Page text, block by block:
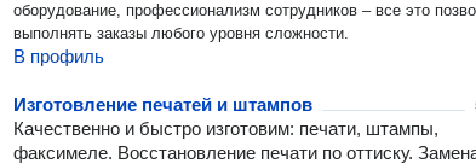
оборудование, профессионализм сотрудников – все это
выполнять заказы любого уровня сложности.
В профиль
Изготовление печатей и штампов
Качественно и быстро изготовим: печати, штампы,
факсимеле. Восстановление печати по оттиску.